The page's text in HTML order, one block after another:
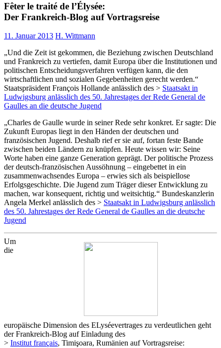
Fêter le traité de l’Élysée:
Der Frankreich-Blog auf Vortragsreise
11. Januar 2013 H. Wittmann
„Und die Zeit ist gekommen, die Beziehung zwischen Deutschland
und Frankreich zu vertiefen, damit Europa über die Institutionen und
politischen Entscheidungsverfahren verfügen kann, die den
wirtschaftlichen und sozialen Gegebenheiten gerecht werden.“
Staatspräsident François Hollande anlässlich des > Staatsakt in
Ludwigsburg anlässlich des 50. Jahrestages der Rede General de
Gaulles an die deutsche Jugend
„Charles de Gaulle wurde in seiner Rede sehr konkret. Er sagte: Die
Zukunft Europas liegt in den Händen der deutschen und
französischen Jugend. Deshalb rief er sie auf, fortan feste Bande
zwischen beiden Ländern zu knüpfen. Heute wissen wir: Seine
Worte haben eine ganze Generation geprägt. Der politische Prozess
der deutsch-französischen Aussöhnung – eingebettet in ein
zusammenwachsendes Europa – erwies sich als beispiellose
Erfolgsgeschichte. Die Jugend zum Träger dieser Entwicklung zu
machen, war konsequent, richtig und weitsichtig.“ Bundeskanzlerin
Angela Merkel anlässlich des > Staatsakt in Ludwigsburg anlässlich
des 50. Jahrestages der Rede General de Gaulles an die deutsche
Jugend
Um
die
europäische Dimension des ELyséevertrages zu verdeutlichen geht
der Frankreich-Blog auf Einladung des
> Institut français, Timişoara, Rumänien auf Vortragsreise: